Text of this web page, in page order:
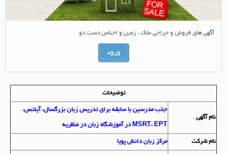
آگهی های فروش و حراجی ملک ، زمین و اجناس دست دو
ورود
توضیحات
نام آگهي
جذب مدرسین با سابقه برای تدریس زبان بزرگسال، آیلتس،
MSRT، EPT در آموزشگاه زبان در منظریه
نام شرکت مرکز زبان دانش پویا